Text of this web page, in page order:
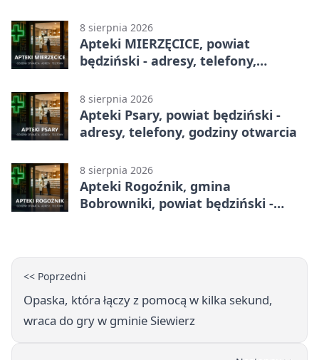
8 sierpnia 2026
Apteki MIERZĘCICE, powiat
będziński - adresy, telefony,
8 sierpnia 2026
Apteki Psary, powiat będziński -
adresy, telefony, godziny otwarcia
8 sierpnia 2026
Apteki Rogoźnik, gmina
Bobrowniki, powiat będziński -
<< Poprzedni
Opaska, która łączy z pomocą w kilka sekund,
wraca do gry w gminie Siewierz